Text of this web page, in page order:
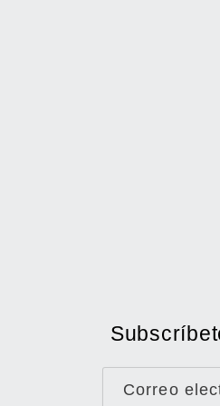
Correo